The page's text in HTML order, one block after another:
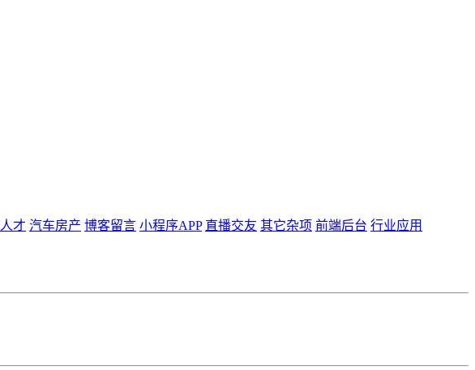
才 汽车房产 博客留言 小程序APP 直播交友 其它杂项 前端后台 行业应用